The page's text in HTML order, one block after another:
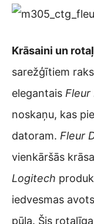
Krāsaini un
sarežģītiem
elegantais Fleur
noskaņu, kas
datoram. Fleur
vienkāršās
Logitech
iedvesmas
pūļa. Šis